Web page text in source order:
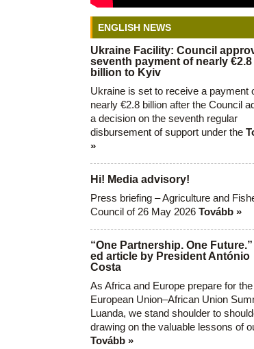
ENGLISH NEWS
Ukraine Facility: Council
seventh payment of nearly €2.8
billion to Kyiv
Ukraine is set to receive a payment
nearly €2.8 billion after the Council
a decision on the seventh regular
disbursement of support under the
»
Hi! Media advisory!
Press briefing – Agriculture and
Council of 26 May 2026 Tovább »
“One Partnership. One
ed article by President António
Costa
As Africa and Europe prepare for
European Union–African Union
Luanda, we stand shoulder to
drawing on the valuable lessons of
Tovább »